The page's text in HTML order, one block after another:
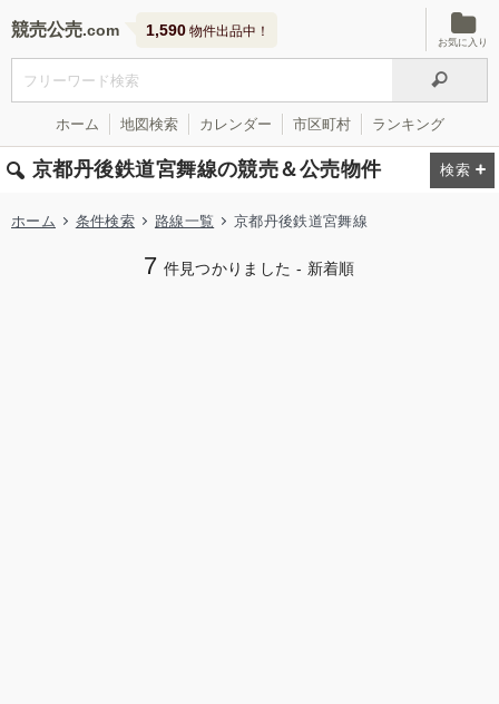
競売公売 1,590 物件出品中！
お気に入り
ホーム 地図検索 カレンダー 市区町村 ランキング
京都丹後鉄道宮舞線の競売＆公売物件
ホーム 条件検索 路線一覧 京都丹後鉄道宮舞線
7 件見つかりました - 新着順